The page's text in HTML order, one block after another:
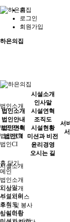
홈
로그인
회원가입
하은의집
법인소개
법인안내
법인연혁
법인CI
시설소개
인사말
시설연혁
조직도
시설현황
법인소개
법인안내
법인연혁
법인CI
시설소개
인사말
시설연혁
조직도
시설현황
미션과 비전
윤리경영
오시는 길
서
홈 닫기
메인
법인소개
시설소개
주요서비스
후원 및 봉사
알림마당